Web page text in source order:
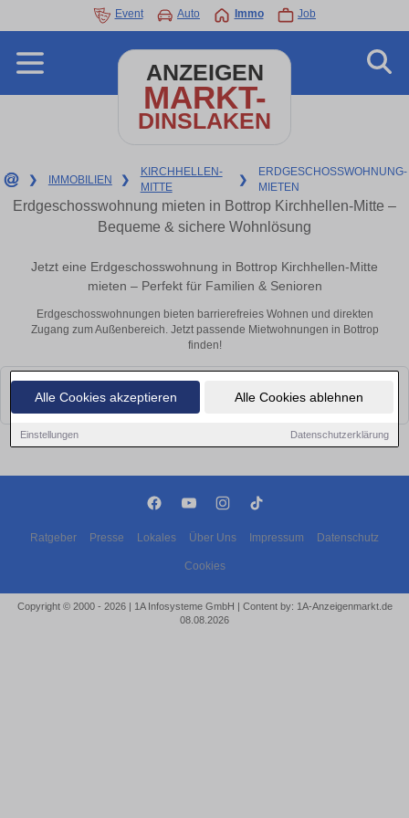
Alle Cookies akzeptieren Alle Cookies ablehnen
Einstellungen Datenschutzerklärung
Event Auto Immo Job
ANZEIGEN
MARKT-
DINSLAKEN
❯ IMMOBILIEN ❯
KIRCHHELLEN-
MITTE
❯
ERDGESCHOSSWOHNUNG-
MIETEN
Erdgeschosswohnung mieten in Bottrop Kirchhellen-Mitte –
Bequeme & sichere Wohnlösung
Jetzt eine Erdgeschosswohnung in Bottrop Kirchhellen-Mitte
mieten – Perfekt für Familien & Senioren
Erdgeschosswohnungen bieten barrierefreies Wohnen und direkten
Zugang zum Außenbereich. Jetzt passende Mietwohnungen in Bottrop
finden!
Leider konnten wir derzeit keine passenden Objekte finden. Schauen Sie
bald wieder vorbei!
Ratgeber Presse Lokales Über Uns Impressum Datenschutz
Cookies
Copyright © 2000 - 2026 | 1A Infosysteme GmbH | Content by: 1A-Anzeigenmarkt.de
08.08.2026